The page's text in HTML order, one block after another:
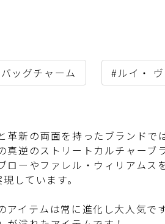
ッグチャーム #ルイ・
新の両面を持ったブランドで
真逆のストリートカルチャーブ
ローやファレル・ウィリアムス
しています。
イテムは常に進化し大人気で